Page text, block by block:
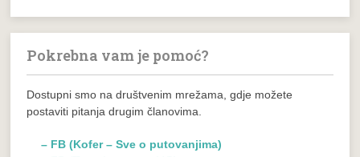
Pokrebna vam je pomoć?
Dostupni smo na društvenim mrežama, gdje možete
postaviti pitanja drugim članovima.
– FB (Kofer – Sve o putovanjima)